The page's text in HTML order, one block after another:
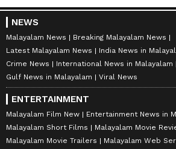
NEWS
Malayalam News
Breaking Malayalam News
Latest Malayalam News
India News in
Crime News
International News in Malayalam
Gulf News in Malayalam
Viral News
ENTERTAINMENT
Malayalam Film New
Entertainment News in
Malayalam Short Films
Malayalam Movie
Malayalam Movie Trailers
Malayalam Web